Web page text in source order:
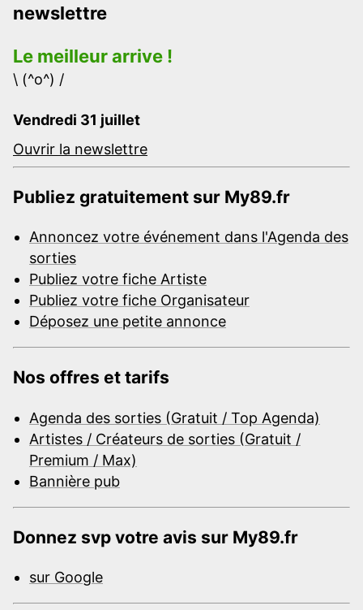
newslettre
Le meilleur arrive !
\ (^o^) /
Vendredi 31 juillet
Ouvrir la newslettre
Publiez gratuitement sur My89.fr
Annoncez votre événement dans l'Agenda des
sorties
Publiez votre fiche Artiste
Publiez votre fiche Organisateur
Déposez une petite annonce
Nos offres et tarifs
Agenda des sorties (Gratuit / Top Agenda)
Artistes / Créateurs de sorties (Gratuit /
Premium / Max)
Bannière pub
Donnez svp votre avis sur My89.fr
sur Google